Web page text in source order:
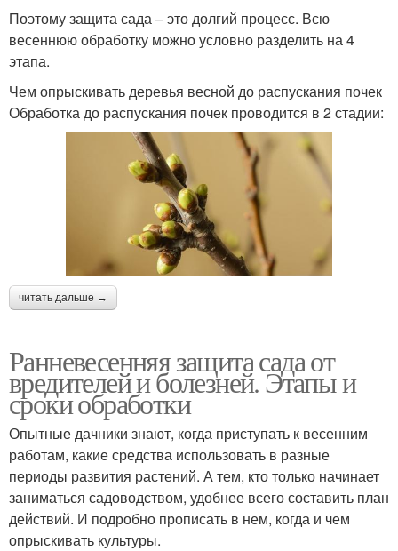
Поэтому защита сада – это долгий процесс. Всю
весеннюю обработку можно условно разделить на 4
этапа.
Чем опрыскивать деревья весной до распускания почек
Обработка до распускания почек проводится в 2 стадии:
читать дальше →
Ранневесенняя защита сада от
вредителей и болезней. Этапы и
сроки обработки
Опытные дачники знают, когда приступать к весенним
работам, какие средства использовать в разные
периоды развития растений. А тем, кто только начинает
заниматься садоводством, удобнее всего составить план
действий. И подробно прописать в нем, когда и чем
опрыскивать культуры.